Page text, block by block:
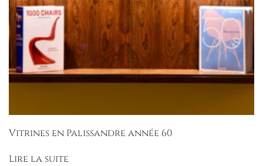
Vitrines en Palissandre année 60
Lire la suite